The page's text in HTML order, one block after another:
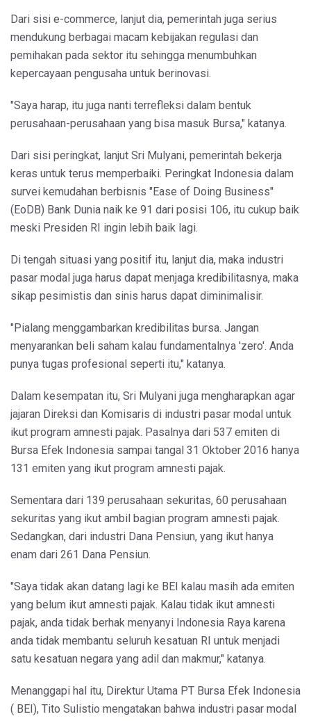
Dari sisi e-commerce, lanjut dia, pemerintah juga serius
mendukung berbagai macam kebijakan regulasi dan
pemihakan pada sektor itu sehingga menumbuhkan
kepercayaan pengusaha untuk berinovasi.
"Saya harap, itu juga nanti terrefleksi dalam bentuk
perusahaan-perusahaan yang bisa masuk Bursa," katanya.
Dari sisi peringkat, lanjut Sri Mulyani, pemerintah bekerja
keras untuk terus memperbaiki. Peringkat Indonesia dalam
survei kemudahan berbisnis "Ease of Doing Business"
(EoDB) Bank Dunia naik ke 91 dari posisi 106, itu cukup baik
meski Presiden RI ingin lebih baik lagi.
Di tengah situasi yang positif itu, lanjut dia, maka industri
pasar modal juga harus dapat menjaga kredibilitasnya, maka
sikap pesimistis dan sinis harus dapat diminimalisir.
"Pialang menggambarkan kredibilitas bursa. Jangan
menyarankan beli saham kalau fundamentalnya 'zero'. Anda
punya tugas profesional seperti itu," katanya.
Dalam kesempatan itu, Sri Mulyani juga mengharapkan agar
jajaran Direksi dan Komisaris di industri pasar modal untuk
ikut program amnesti pajak. Pasalnya dari 537 emiten di
Bursa Efek Indonesia sampai tangal 31 Oktober 2016 hanya
131 emiten yang ikut program amnesti pajak.
Sementara dari 139 perusahaan sekuritas, 60 perusahaan
sekuritas yang ikut ambil bagian program amnesti pajak.
Sedangkan, dari industri Dana Pensiun, yang ikut hanya
enam dari 261 Dana Pensiun.
"Saya tidak akan datang lagi ke BEI kalau masih ada emiten
yang belum ikut amnesti pajak. Kalau tidak ikut amnesti
pajak, anda tidak berhak menyanyi Indonesia Raya karena
anda tidak membantu seluruh kesatuan RI untuk menjadi
satu kesatuan negara yang adil dan makmur," katanya.
Menanggapi hal itu, Direktur Utama PT Bursa Efek Indonesia
( BEI), Tito Sulistio mengatakan bahwa industri pasar modal